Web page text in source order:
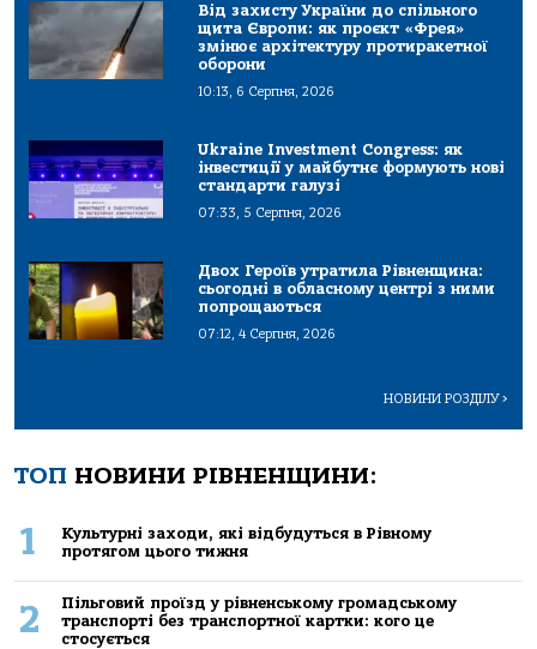
Від захисту України до спільного
щита Європи: як проєкт «Фрея»
змінює архітектуру протиракетної
оборони
10:13, 6 Серпня, 2026
Ukraine Investment Congress: як
інвестиції у майбутнє формують нові
стандарти галузі
07:33, 5 Серпня, 2026
Двох Героїв утратила Рівненщина:
сьогодні в обласному центрі з ними
попрощаються
07:12, 4 Серпня, 2026
НОВИНИ РОЗДІЛУ>
ТОП НОВИНИ РІВНЕНЩИНИ:
1
Культурні заходи, які відбудуться в Рівному
протягом цього тижня
2
Пільговий проїзд у рівненському громадському
транспорті без транспортної картки: кого це
стосується